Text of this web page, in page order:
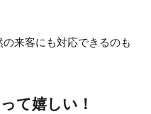
来客にも対応できるのも
て嬉しい！